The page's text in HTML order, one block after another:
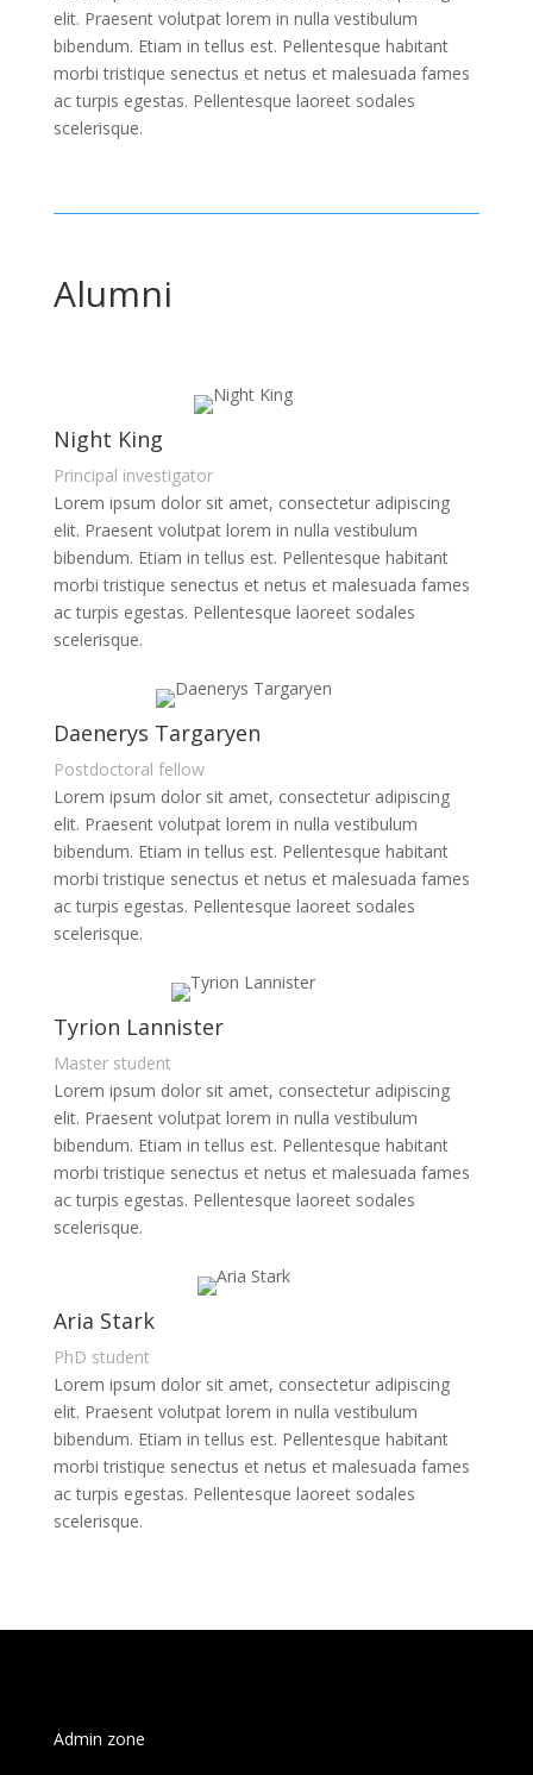
elit. Praesent volutpat lorem in nulla vestibulum
bibendum. Etiam in tellus est. Pellentesque habitant
morbi tristique senectus et netus et malesuada fames
ac turpis egestas. Pellentesque laoreet sodales
scelerisque.
Alumni
Night King
Principal investigator
Lorem ipsum dolor sit amet, consectetur adipiscing
elit. Praesent volutpat lorem in nulla vestibulum
bibendum. Etiam in tellus est. Pellentesque habitant
morbi tristique senectus et netus et malesuada fames
ac turpis egestas. Pellentesque laoreet sodales
scelerisque.
Daenerys Targaryen
Postdoctoral fellow
Lorem ipsum dolor sit amet, consectetur adipiscing
elit. Praesent volutpat lorem in nulla vestibulum
bibendum. Etiam in tellus est. Pellentesque habitant
morbi tristique senectus et netus et malesuada fames
ac turpis egestas. Pellentesque laoreet sodales
scelerisque.
Tyrion Lannister
Master student
Lorem ipsum dolor sit amet, consectetur adipiscing
elit. Praesent volutpat lorem in nulla vestibulum
bibendum. Etiam in tellus est. Pellentesque habitant
morbi tristique senectus et netus et malesuada fames
ac turpis egestas. Pellentesque laoreet sodales
scelerisque.
Aria Stark
PhD student
Lorem ipsum dolor sit amet, consectetur adipiscing
elit. Praesent volutpat lorem in nulla vestibulum
bibendum. Etiam in tellus est. Pellentesque habitant
morbi tristique senectus et netus et malesuada fames
ac turpis egestas. Pellentesque laoreet sodales
scelerisque.
Admin zone